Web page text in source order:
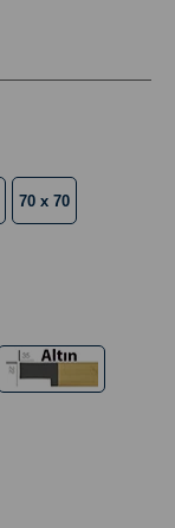
70 x 70